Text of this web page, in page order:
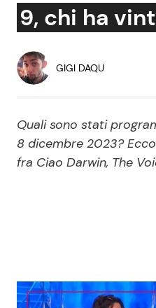
Dal Mondo
Economia
Persone Scomparse
Politica
News Musica
9, chi ha
GIGI DAQU
Quali sono stati
8 dicembre 2023?
fra Ciao Darwin, The